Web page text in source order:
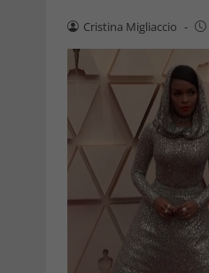
Cristina Migliaccio -